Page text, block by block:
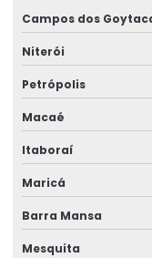
Empresa de ponte
Empresa de talha
Empresas de
Empresas de
Equipamento Para
Equipamentos swf
Campos dos
Niterói
Petrópolis
Macaé
Itaboraí
Maricá
Barra Mansa
Mesquita